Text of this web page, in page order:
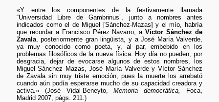
«Y entre los componentes de la festivamente llamada
“Universidad Libre de Gambrinus”, junto a nombres antes
indicados como el de Miguel [Sánchez-Mazas] y el mío, habría
que recordar a Francisco Pérez Navarro, aVíctor Sánchez de
Zavala, posteriormente gran lingüista, y a José María Valverde,
ya muy conocido como poeta, y, al par, embebido en los
problemas filosóficos de la nueva física. Hoy día no pueden, por
desgracia, dejar de evocarse algunos de estos nombres, los
Miguel Sánchez Mazas, José María Valverde y Víctor Sánchez
de Zavala sin muy triste emoción, pues la muerte los arrebató
cuando aún podía esperarse mucho de su capacidad creadora y
activa.» (José Vidal-Beneyto,Memoria democrática,
Foca,
Madrid 2007, págs. 211.)